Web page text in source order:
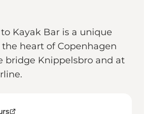
Kayak Bar is a unique
heart of Copenhagen
bridge Knippelsbro and at